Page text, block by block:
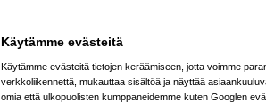
Käytämme evästeitä
Käytämme evästeitä tietojen keräämiseen, jotta voimme
verkkoliikennettä, mukauttaa sisältöä ja näyttää
omia että ulkopuolisten kumppaneidemme kuten Googlen